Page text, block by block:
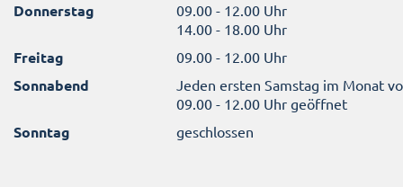
Donnerstag
09.00 - 12.00 Uhr
14.00 - 18.00 Uhr
Freitag 09.00 - 12.00 Uhr
Sonnabend
Jeden ersten Samstag im Monat
09.00 - 12.00 Uhr geöffnet
Sonntag geschlossen